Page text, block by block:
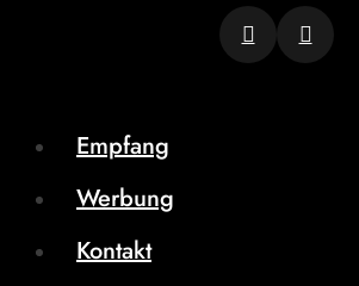
Empfang
Werbung
Kontakt